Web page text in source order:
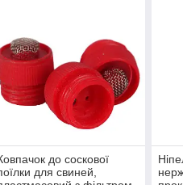
до соскової
для свиней,